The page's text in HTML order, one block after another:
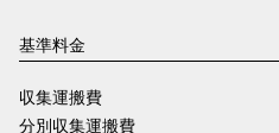
基準料金
収集運搬費
分別収集運搬費